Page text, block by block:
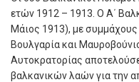
ετών 1912 – 1913. Ο Α΄
Μάιος 1913), με
Βουλγαρία και
Αυτοκρατορίας
βαλκανικών λαών για την